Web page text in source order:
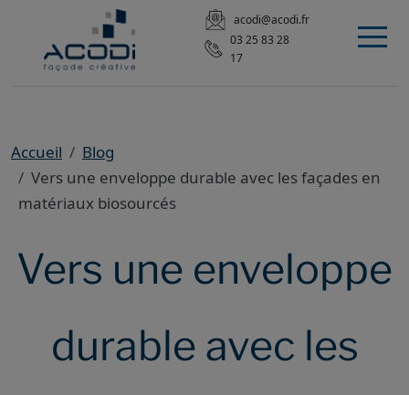
acodi@acodi.fr
03 25 83 28
17
Accueil
Blog
Vers une enveloppe durable avec les façades en
matériaux biosourcés
Vers une enveloppe
durable avec les